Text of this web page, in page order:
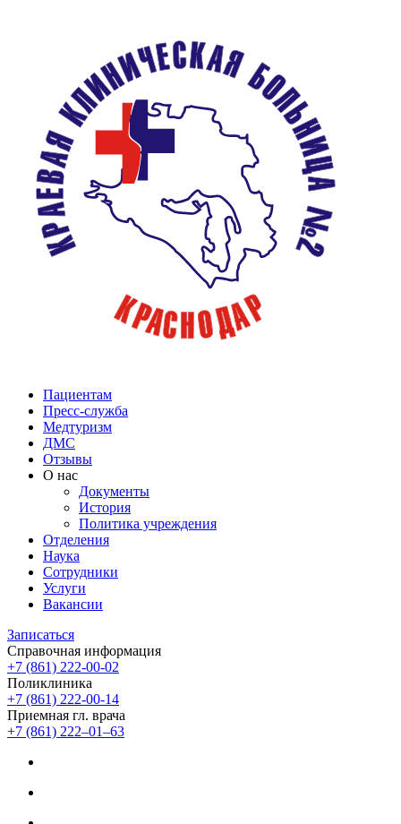
Пациентам
Пресс-служба
Медтуризм
ДМС
Отзывы
О нас
Документы
История
Политика учреждения
Отделения
Наука
Сотрудники
Услуги
Вакансии
Записаться
Справочная информация
+7 (861) 222-00-02
Поликлиника
+7 (861) 222-00-14
Приемная гл. врача
+7 (861) 222‒01‒63